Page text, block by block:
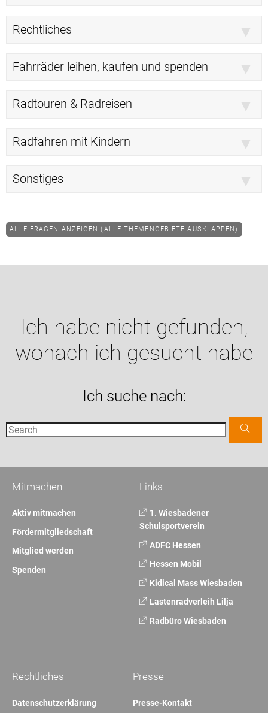
Rechtliches
Fahrräder leihen, kaufen und spenden
Radtouren & Radreisen
Radfahren mit Kindern
Sonstiges
ALLE FRAGEN ANZEIGEN (ALLE THEMENGEBIETE AUSKLAPPEN)
Ich habe nicht gefunden,
wonach ich gesucht habe
Ich suche nach:
Links
1. Wiesbadener
Schulsportverein
ADFC Hessen
Hessen Mobil
Kidical Mass Wiesbaden
Lastenradverleih Lilja
Radbüro Wiesbaden
Mitmachen
Aktiv mitmachen
Fördermitgliedschaft
Mitglied werden
Spenden
Presse
Presse-Kontakt
Rechtliches
Datenschutzerklärung